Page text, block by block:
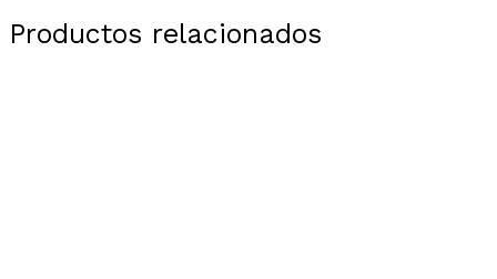
Productos relacionados